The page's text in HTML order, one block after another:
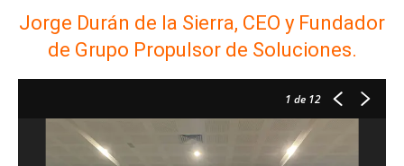
Jorge Durán de la Sierra, CEO y Fundador
de Grupo Propulsor de Soluciones.
1 de 12